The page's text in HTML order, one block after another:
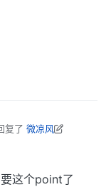
复了 微凉风
下午4:25
这个point了